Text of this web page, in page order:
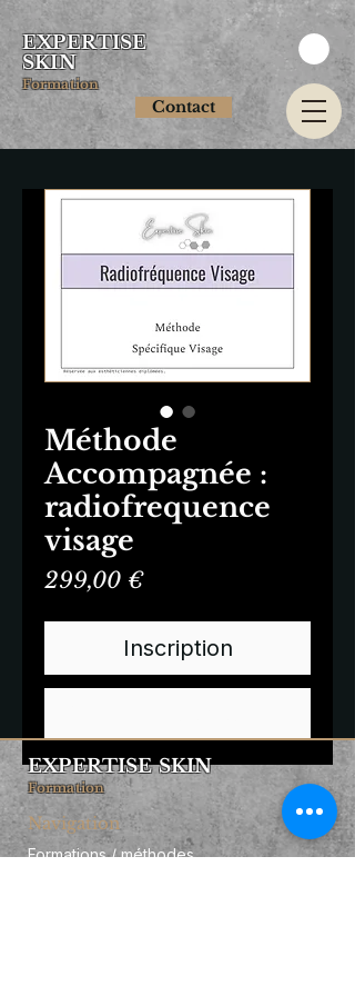
EXPERTISE
SKIN
Formation
Contact
Méthode
Accompagnée :
radiofrequence
visage
299,00 €Prix
Inscription
EXPERTISE SKIN
Formation
Navigation
Formations / méthodes